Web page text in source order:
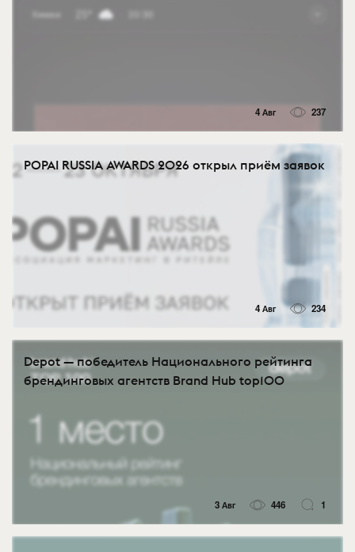
4 Авг 237
POPAI RUSSIA AWARDS 2026 открыл приём заявок
4 Авг 234
Depot — победитель Национального рейтинга
брендинговых агентств Brand Hub top100
3 Авг 446 1